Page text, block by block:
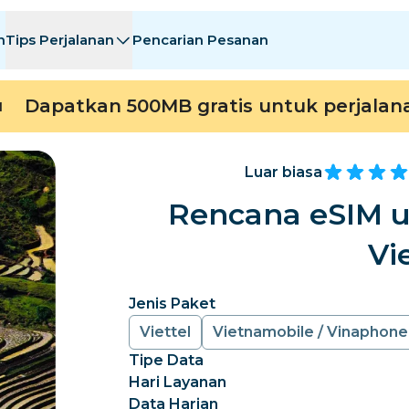
Tips Perjalanan Pencarian Pesanan
Andorra
Bosnia dan Herzegovina
Kosta Rika Pantai Gading
Denmark
Dapatkan 500MB gratis untuk
Luar biasa
Rencana eSIM
Jenis Paket
Viettel
Vietnamobile / Vinaphone
Tipe Data
Hari Layanan
Data Harian